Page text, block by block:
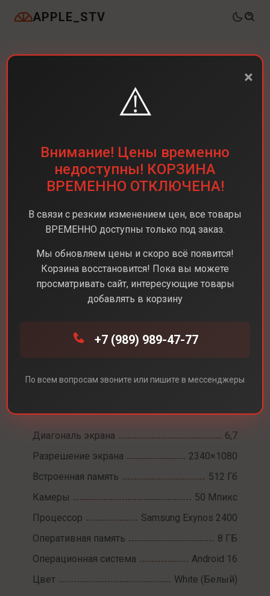
APPLE_STV
Samsung Galaxy S25
FE
Диагональ экрана
6,7
Разрешение экрана
2340×1080
Встроенная память
512 Гб
Камеры
50 Мпикс
Процессор
Samsung Exynos 2400
Оперативная память
8 ГБ
Операционная система
Android 16
Цвет
White (Белый)
×
⚠️
Внимание! Цены временно
недоступны! КОРЗИНА
ВРЕМЕННО ОТКЛЮЧЕНА!
В связи с резким изменением цен, все товары
ВРЕМЕННО доступны только под заказ.
Мы обновляем цены и скоро всё появится!
Корзина восстановится! Пока вы можете
просматривать сайт, интересующие товары
добавлять в корзину
+7 (989) 989-47-77
По всем вопросам звоните или пишите в мессенджеры